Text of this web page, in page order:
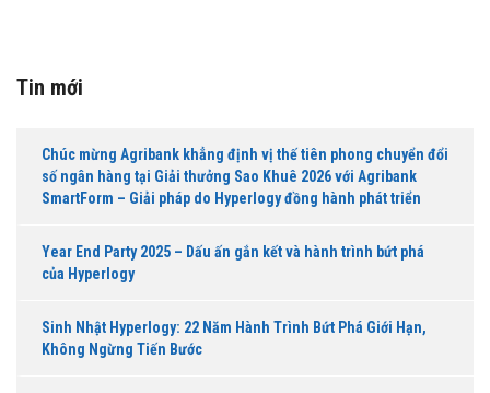
Tin mới
Chúc mừng Agribank khẳng định vị thế tiên phong chuyển đổi
số ngân hàng tại Giải thưởng Sao Khuê 2026 với Agribank
SmartForm – Giải pháp do Hyperlogy đồng hành phát triển
Year End Party 2025 – Dấu ấn gắn kết và hành trình bứt phá
của Hyperlogy
Sinh Nhật Hyperlogy: 22 Năm Hành Trình Bứt Phá Giới Hạn,
Không Ngừng Tiến Bước